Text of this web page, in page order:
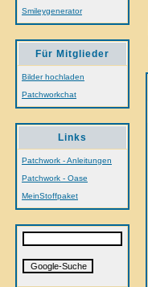
Smileygenerator
Für Mitglieder
Bilder hochladen
Patchworkchat
Links
Patchwork - Anleitungen
Patchwork - Oase
MeinStoffpaket